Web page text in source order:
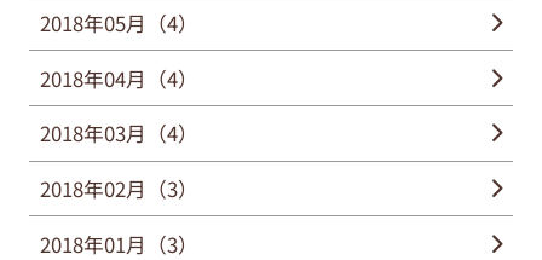
2018年05月（4）
2018年04月（4）
2018年03月（4）
2018年02月（3）
2018年01月（3）